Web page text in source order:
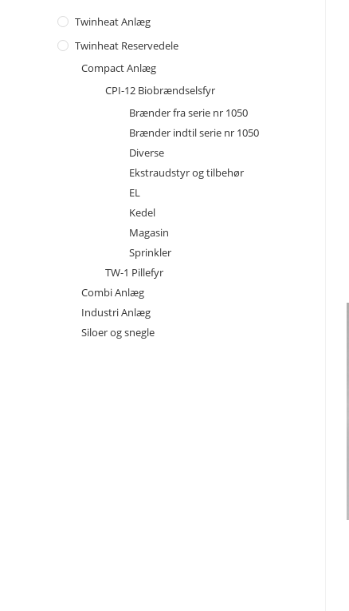
Twinheat Anlæg
Twinheat Reservedele
Compact Anlæg
CPI-12 Biobrændselsfyr
Brænder fra serie nr 1050
Brænder indtil serie nr 1050
Diverse
Ekstraudstyr og tilbehør
EL
Kedel
Magasin
Sprinkler
TW-1 Pillefyr
Combi Anlæg
Industri Anlæg
Siloer og snegle